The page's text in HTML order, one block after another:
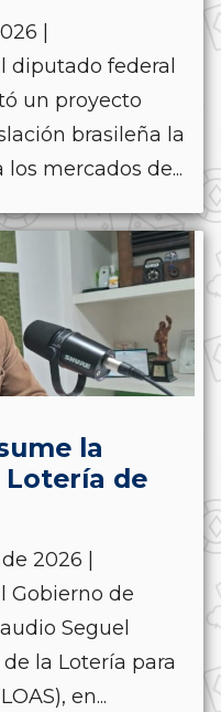
|
diputado federal
un proyecto
brasileña la
mercados de...
la
Lotería de
2026 |
Gobierno de
Seguel
la Lotería para
en...